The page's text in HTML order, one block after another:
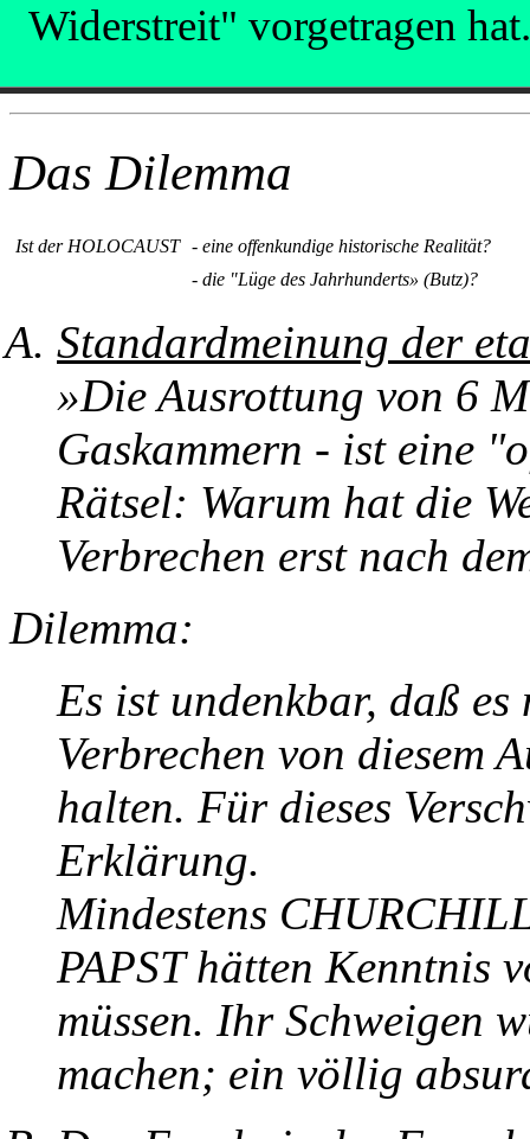
Widerstreit" vorgetragen hat.
Das Dilemma
Ist der HOLOCAUST - eine offenkundige historische Realität?
- die "Lüge des Jahrhunderts» (Butz)?
Standardmeinung der
»Die Ausrottung von 6
Gaskammern - ist eine
Rätsel: Warum hat die
Verbrechen erst nach
Dilemma:
Es ist undenkbar, daß
Verbrechen von diesem
halten. Für dieses
Erklärung.
Mindestens
PAPST hätten Kenntnis
müssen. Ihr Schweigen
machen; ein völlig